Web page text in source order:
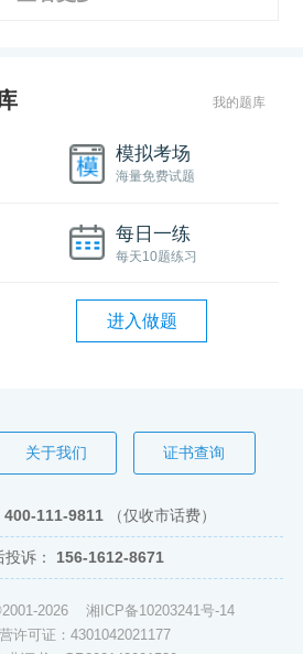
我的题库
模拟考场
海量免费试题
每日一练
每天10题练习
进入做题
关于我们 证书查询
400-111-9811 （仅收市话费）
投诉： 156-1612-8671
2026 湘ICP备10203241号-14
许可证：4301042021177